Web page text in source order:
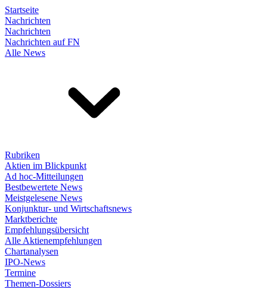
Startseite
Nachrichten
Nachrichten
Nachrichten auf FN
Alle News
Rubriken
Aktien im Blickpunkt
Ad hoc-Mitteilungen
Bestbewertete News
Meistgelesene News
Konjunktur- und Wirtschaftsnews
Marktberichte
Empfehlungsübersicht
Alle Aktienempfehlungen
Chartanalysen
IPO-News
Termine
Themen-Dossiers